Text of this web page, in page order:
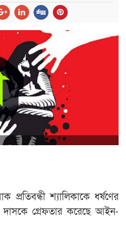
প্রতিবন্ধী শ্যালিকাকে ধর্ষণের
দাসকে গ্রেফতার করেছে আইন-